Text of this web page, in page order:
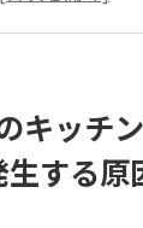
キッチ
生する原